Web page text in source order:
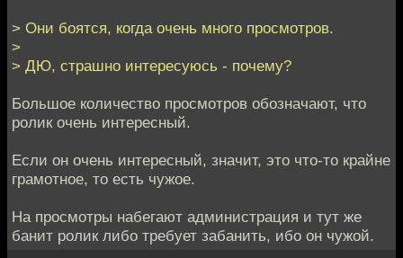
> Они боятся, когда очень много просмотров.
>
> ДЮ, страшно интересуюсь - почему?
Большое количество просмотров обозначают, что
ролик очень интересный.
Если он очень интересный, значит, это что-то крайне
грамотное, то есть чужое.
На просмотры набегают администрация и тут же
банит ролик либо требует забанить, ибо он чужой.